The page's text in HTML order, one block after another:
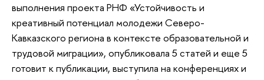
выполнения проекта РНФ «Устойчивость и
креативный потенциал молодежи Северо-
Кавказского региона в контексте образовательной и
трудовой миграции», опубликовала 5 статей и еще 5
готовит к публикации, выступила на конференциях и